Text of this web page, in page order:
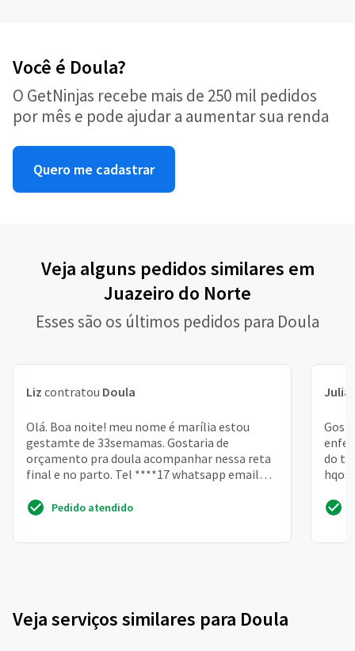
Você é Doula?
O GetNinjas recebe mais de 250 mil pedidos
por mês e pode ajudar a aumentar sua renda
Quero me cadastrar
Veja alguns pedidos similares em
Juazeiro do Norte
Esses são os últimos pedidos para Doula
Liz contratou Doula
Olá. Boa noite! meu nome é marília estou
gestamte de 33semamas. Gostaria de
orçamento pra doula acompanhar nessa reta
final e no parto. Tel ****17 whatsapp email
Pedido atendido
Julia
do
Veja serviços similares para Doula